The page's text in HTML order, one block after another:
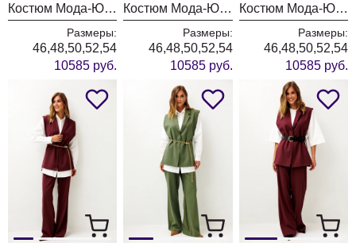
Костюм Мода-Юрс 26-2766 черный + цветы
Размеры:
46,48,50,52,54
10585 руб.
Костюм Мода-Юрс 26-2538 серый + цветы
Размеры:
46,48,50,52,54
10585 руб.
Костюм Мода-Юрс 26-2538 синий + крупный горох
Размеры:
46,48,50,52,54
10585 руб.